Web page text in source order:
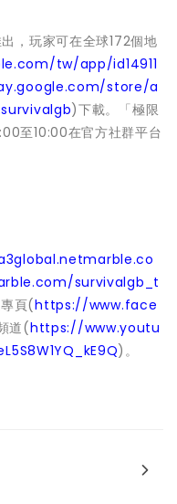
，玩家可在全球172個地
tw/app/id14911
store/a
)下載。「極限
至10:00在官方社群平台
survivalgb_t
頁(https://www.face
道(https://www.youtu
)。